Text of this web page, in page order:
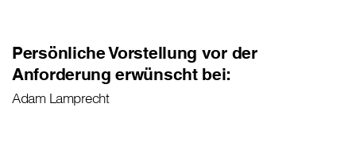
Persönliche Vorstellung vor der
Anforderung erwünscht bei:
Adam Lamprecht